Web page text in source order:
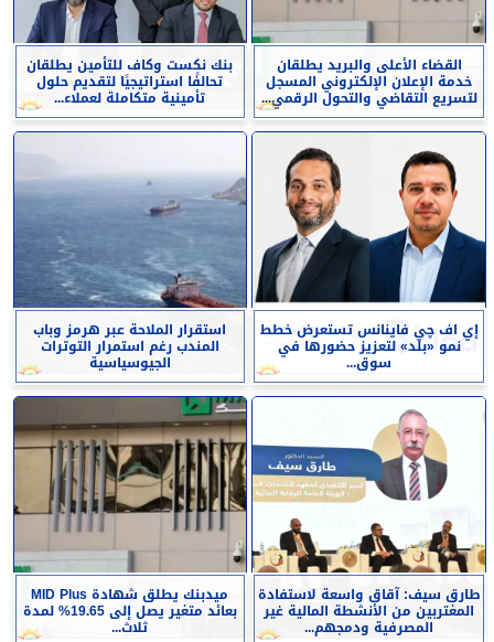
القضاء الأعلى والبريد يطلقان
خدمة الإعلان الإلكتروني المسجل
لتسريع التقاضي والتحول الرقمي...
بنك نكست وكاف للتأمين يطلقان
تحالفًا استراتيجيًا لتقديم حلول
تأمينية متكاملة لعملاء...
إي اف چي فاينانس تستعرض خطط
نمو «بلد» لتعزيز حضورها في
سوق...
استقرار الملاحة عبر هرمز وباب
المندب رغم استمرار التوترات
الجيوسياسية
طارق سيف: آقاق واسعة لاستفادة
المغتربين من الأنشطة المالية غير
المصرفية ودمجهم...
ميدبنك يطلق شهادة MID Plus
بعائد متغير يصل إلى 19.65% لمدة
ثلاث...